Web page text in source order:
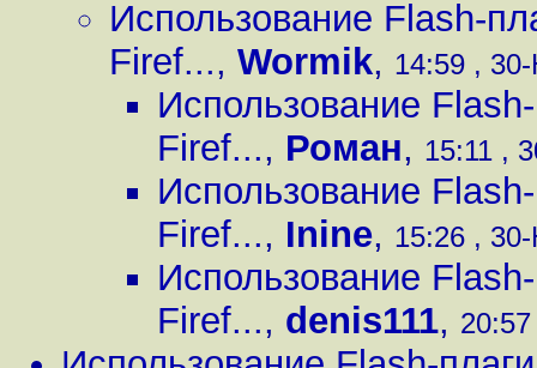
Использование Flash-
Firef..., Wormik, 14:59 ,
Использование
Firef..., Роман, 15:11 ,
Использование
Firef..., Inine, 15:26 ,
Использование
Firef..., denis111,